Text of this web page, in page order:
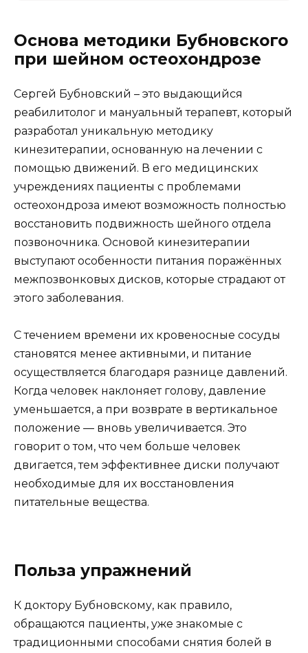
Основа методики Бубновского
при шейном остеохондрозе
Сергей Бубновский – это выдающийся
реабилитолог и мануальный терапевт, который
разработал уникальную методику
кинезитерапии, основанную на лечении с
помощью движений. В его медицинских
учреждениях пациенты с проблемами
остеохондроза имеют возможность полностью
восстановить подвижность шейного отдела
позвоночника. Основой кинезитерапии
выступают особенности питания поражённых
межпозвонковых дисков, которые страдают от
этого заболевания.
С течением времени их кровеносные сосуды
становятся менее активными, и питание
осуществляется благодаря разнице давлений.
Когда человек наклоняет голову, давление
уменьшается, а при возврате в вертикальное
положение — вновь увеличивается. Это
говорит о том, что чем больше человек
двигается, тем эффективнее диски получают
необходимые для их восстановления
питательные вещества.
Польза упражнений
К доктору Бубновскому, как правило,
обращаются пациенты, уже знакомые с
традиционными способами снятия болей в